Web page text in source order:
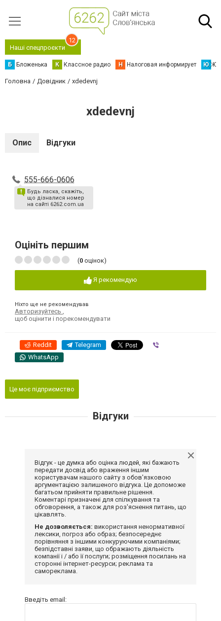
Наші спецпроєкти
12
Б Бложенька К Классное радио Н Налоговая информирует Ю
Головна Довідник xdedevnj
xdedevnj
Опис Відгуки
555-666-0606
Будь ласка, скажіть,
що дізналися номер
на сайті 6262.com.ua
Оцініть першим
(0 оцінок)
Я рекомендую
Ніхто ще не рекомендував
Авторизуйтесь
щоб оцінити і порекомендувати
Reddit Telegram
WhatsApp
Це моє підприємство
Відгуки
Відгук - це думка або оцінка людей, які бажають
передати досвід або враження іншим
користувачам нашого сайту з обов'язковою
аргументацією залишеного відгука. Це допоможе
багатьом прийняти правильне рішення.
Коментарі призначені для спілкування та
обговорення, а також для роз'яснення питань, що
цікавлять.
Не дозволяється: використання ненормативної
лексики, погроз або образ; безпосереднє
порівняння з іншими конкуруючими компаніями;
безпідставні заяви, що ображають діяльність
компанії і / або її послуги; розміщення посилань на
сторонні інтернет-ресурси; реклама та
самореклама.
Введіть email: